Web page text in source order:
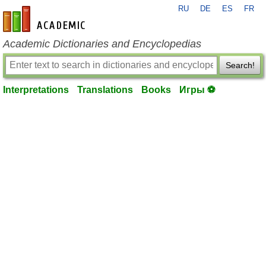
en-academic.com
RU DE ES FR
Academic Dictionaries and Encyclopedias
Search!
Interpretations Translations Books Игры ⚽